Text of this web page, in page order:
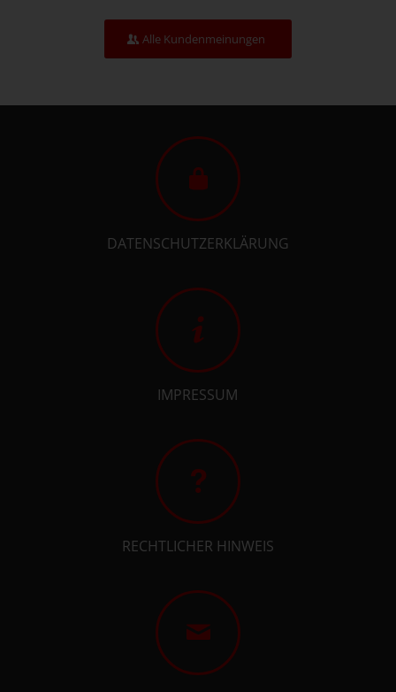
Alle Kundenmeinungen
DATENSCHUTZERKLÄRUNG
IMPRESSUM
RECHTLICHER HINWEIS